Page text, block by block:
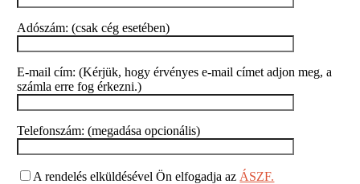
Adószám: (csak cég esetében)
E-mail cím: (Kérjük, hogy érvényes e-mail címet adjon meg, a
számla erre fog érkezni.)
Telefonszám: (megadása opcionális)
A rendelés elküldésével Ön elfogadja az ÁSZF.